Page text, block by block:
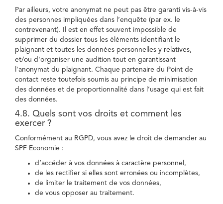
Par ailleurs, votre anonymat ne peut pas être garanti vis-à-vis
des personnes impliquées dans l’enquête (par ex. le
contrevenant). Il est en effet souvent impossible de
supprimer du dossier tous les éléments identifiant le
plaignant et toutes les données personnelles y relatives,
et/ou d'organiser une audition tout en garantissant
l'anonymat du plaignant. Chaque partenaire du Point de
contact reste toutefois soumis au principe de minimisation
des données et de proportionnalité dans l’usage qui est fait
des données.
4.8. Quels sont vos droits et comment les
exercer ?
Conformément au RGPD, vous avez le droit de demander au
SPF Economie :
d’accéder à vos données à caractère personnel,
de les rectifier si elles sont erronées ou incomplètes,
de limiter le traitement de vos données,
de vous opposer au traitement.